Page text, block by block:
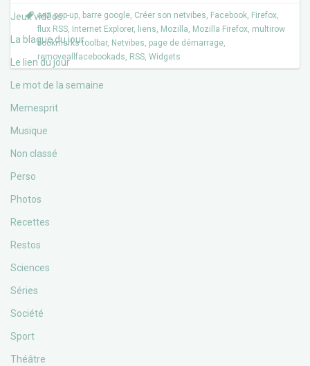
Jeux vidéos
La blague du jour
Le lien du jour
Le mot de la semaine
Memesprit
Musique
Non classé
Perso
Photos
Recettes
Restos
Sciences
Séries
Société
Sport
Théâtre
anti pop-up, barre google, Créer son netvibes, Facebook, Firefox,
flux RSS, Internet Explorer, liens, Mozilla, Mozilla Firefox, multirow
bookmarks toolbar, Netvibes, page de démarrage,
removeallfacebookads, RSS, Widgets